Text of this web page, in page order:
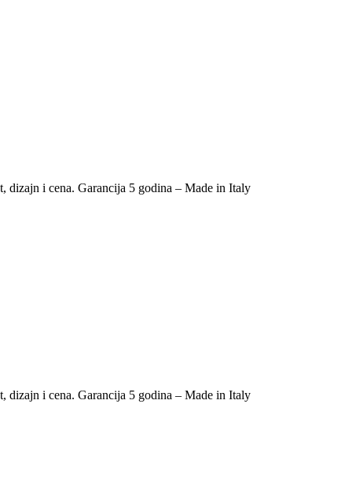
dizajn i cena. Garancija 5 godina – Made in Italy
dizajn i cena. Garancija 5 godina – Made in Italy